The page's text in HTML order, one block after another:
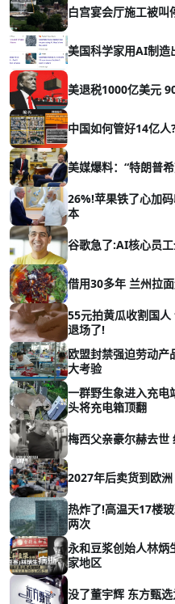
白宫宴会厅施工被
美国科学家用AI制造
美退税1000亿美元
中国如何管好14亿
美媒爆料：“特朗普
26%!苹果铁了心加
本
谷歌急了:AI核心员
借用30多年 兰州拉
55元拍黄瓜收割国
退场了!
欧盟封禁强迫劳动产
大考验
一群野生象进入充电
头将充电箱顶翻
梅西父亲豪尔赫去世
2027年后卖货到欧
热炸了!高温天17楼
两次
永和豆浆创始人林炳
家地区
没了董宇辉 东方甄